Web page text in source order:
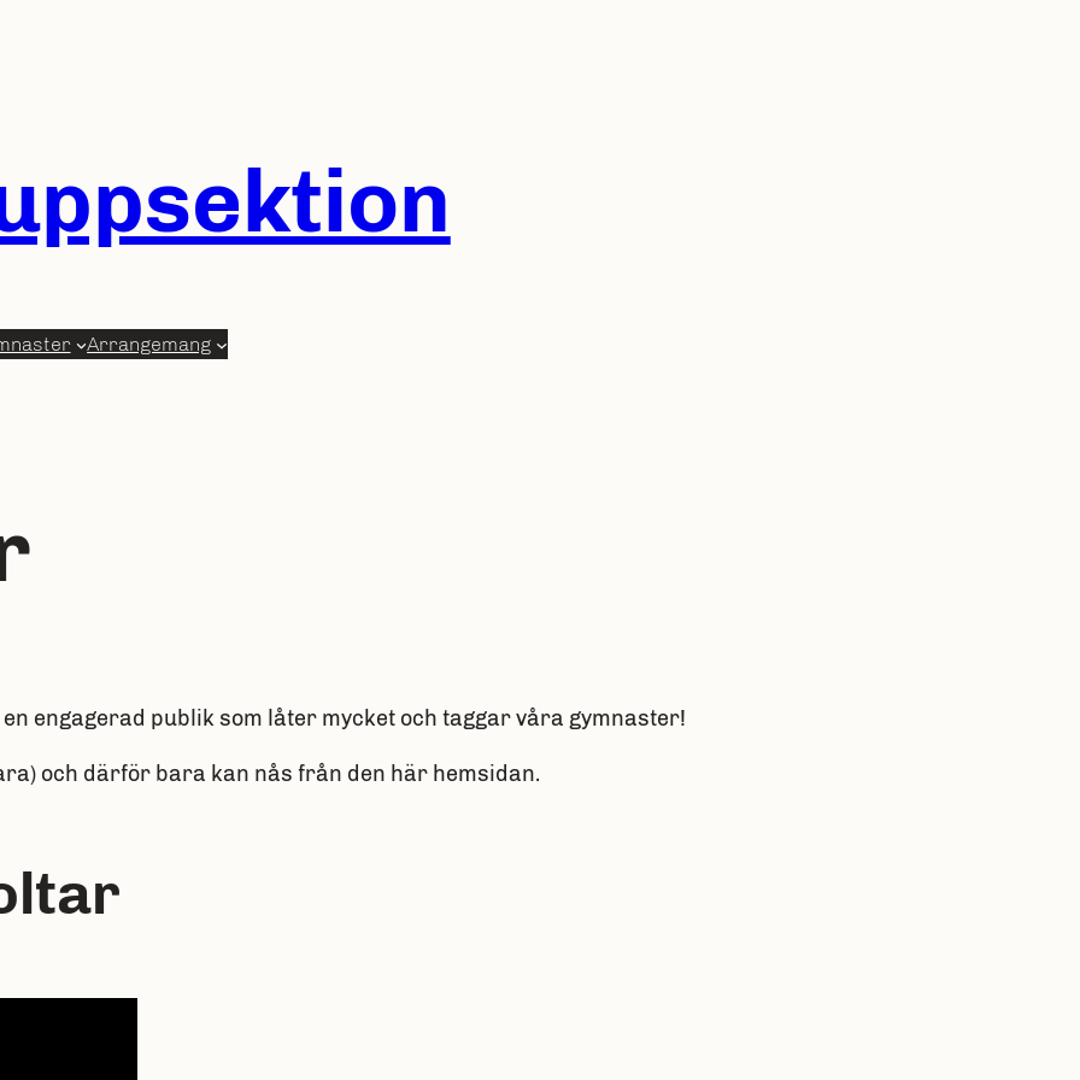
Arrangemang
engagerad publik som låter mycket och taggar våra gymnaster!
och därför bara kan nås från den här hemsidan.